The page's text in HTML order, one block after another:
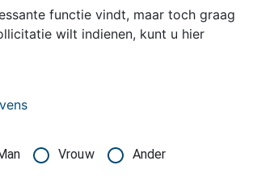
functie vindt, maar toch graag
wilt indienen, kunt u hier
Vrouw Ander